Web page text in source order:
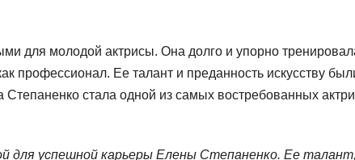
для молодой актрисы. Она долго и упорно
профессионал. Ее талант и преданность искусству
стала одной из самых востребованных
для успешной карьеры Елены Степаненко. Ее талант,